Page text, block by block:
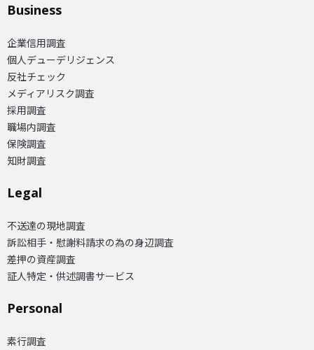
Business
企業信用調査
個人デューデリジェンス
反社チェック
メディアリスク調査
採用調査
職場内調査
保険調査
知財調査
Legal
不送達の現地調査
訴訟相手・慰謝料請求の為の身辺調査
差押の資産調査
証人特定・供述調書サービス
Personal
素行調査